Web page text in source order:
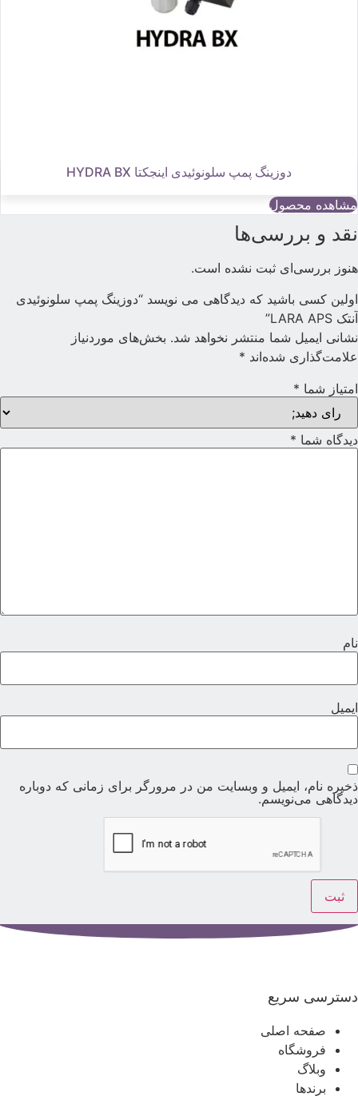
دوزینگ پمپ سلونوئیدی اینجکتا HYDRA BX
مشاهده محصول
نقد و بررسی‌ها
هنوز بررسی‌ای ثبت نشده است.
اولین کسی باشید که دیدگاهی می نویسد “دوزینگ پمپ سلونوئیدی
آنتک LARA APS”
نشانی ایمیل شما منتشر نخواهد شد. بخش‌های موردنیاز
علامت‌گذاری شده‌اند *
امتیاز شما *
دیدگاه شما *
نام
ایمیل
ذخیره نام، ایمیل و وبسایت من در مرورگر برای زمانی که دوباره
دیدگاهی می‌نویسم.
دسترسی سریع
صفحه اصلی
فروشگاه
وبلاگ
برندها